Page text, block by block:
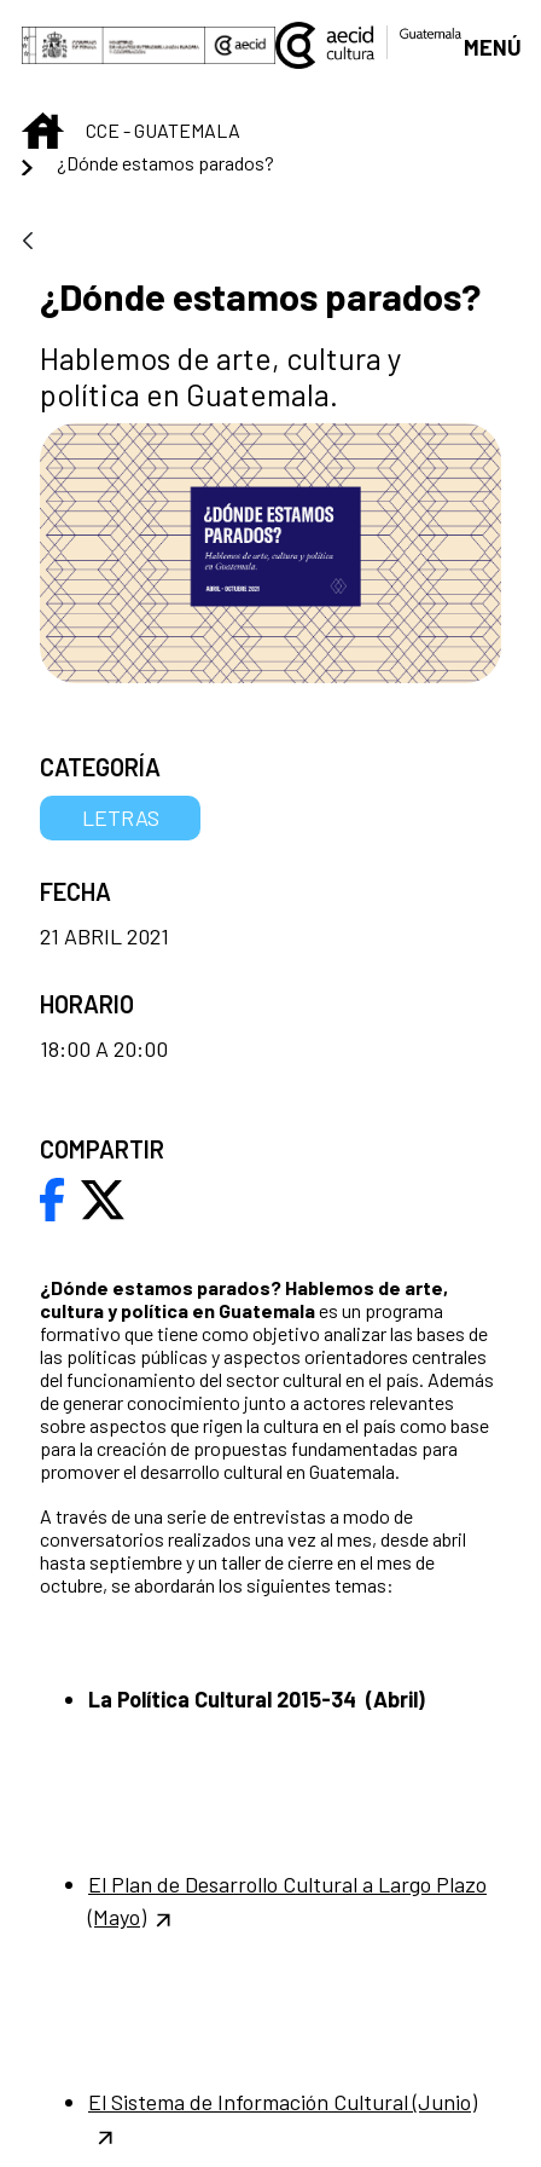
Saltar al contenido principal
MENÚ
INICIOCCE - GUATEMALA
¿Dónde estamos parados?
¿Dónde estamos parados?
Hablemos de arte, cultura y
política en Guatemala.
¿Dónde estamos parados? Hablemos de arte,
cultura y política en Guatemalaes un programa
formativo que tiene como objetivo analizar las bases de
las políticas públicas y aspectos orientadores centrales
del funcionamiento del sector cultural en el país. Además
de generar conocimiento junto a actores relevantes
sobre aspectos que rigen la cultura en el país como base
para la creación de propuestas fundamentadas para
promover el desarrollo cultural en Guatemala.
A través de una serie de entrevistas a modo de
conversatorios realizados una vez al mes, desde abril
hasta septiembre y un taller de cierre en el mes de
octubre, se abordarán los siguientes temas:
La Política Cultural 2015-34 (Abril)
El Plan de Desarrollo Cultural a Largo Plazo
(Mayo)
El Sistema de Información Cultural (Junio)
CATEGORÍA
LETRAS
FECHA
21 ABRIL 2021
HORARIO
18:00 A 20:00
COMPARTIR